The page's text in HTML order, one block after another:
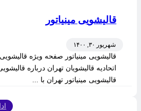
قالیشویی مینیاتور
شهریور ۳۰, ۱۴۰۰
قالیشویی مینیاتور صفحه ویژه قالیشویی
اتحادیه قالیشویان تهران درباره قالیشویی
قالیشویی مینیاتور تهران با ...